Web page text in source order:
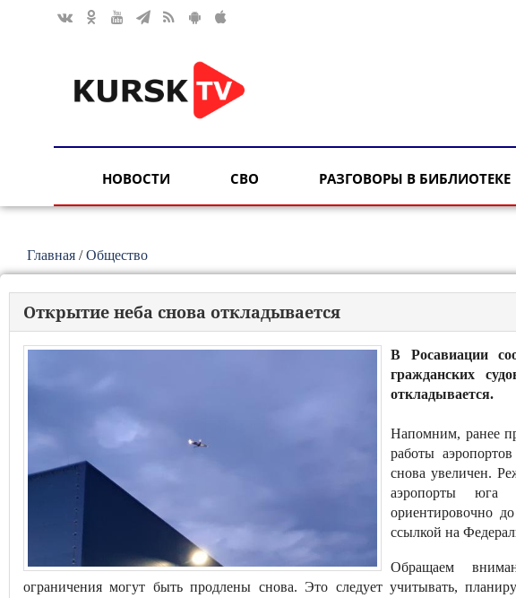
НОВОСТИ СВО РАЗГОВОРЫ В БИБЛИОТЕКЕ
Главная /Общество
Открытие неба снова откладывается
В Росавиации
гражданских
откладывается.
Напомним, ранее
работы
снова увеличен.
аэропорты юга
ориентировочно
ссылкой на
Обращаем
ограничения могут быть продлены снова. Это следует учитывать,